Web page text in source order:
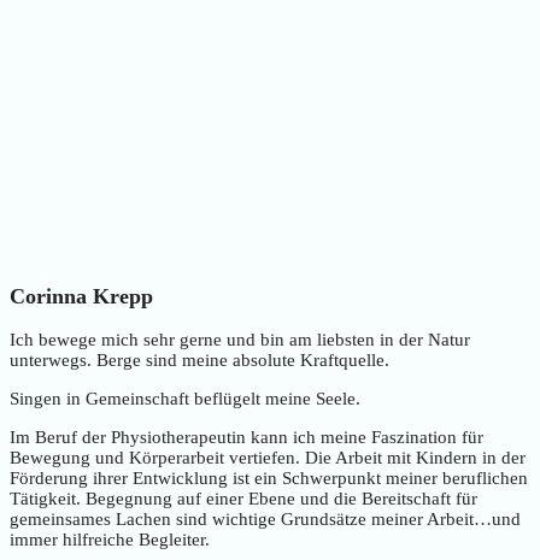
Corinna Krepp
Ich bewege mich sehr gerne und bin am liebsten in der Natur
unterwegs. Berge sind meine absolute Kraftquelle.
Singen in Gemeinschaft beflügelt meine Seele.
Im Beruf der Physiotherapeutin kann ich meine Faszination für
Bewegung und Körperarbeit vertiefen. Die Arbeit mit Kindern in der
Förderung ihrer Entwicklung ist ein Schwerpunkt meiner beruflichen
Tätigkeit. Begegnung auf einer Ebene und die Bereitschaft für
gemeinsames Lachen sind wichtige Grundsätze meiner Arbeit…und
immer hilfreiche Begleiter.